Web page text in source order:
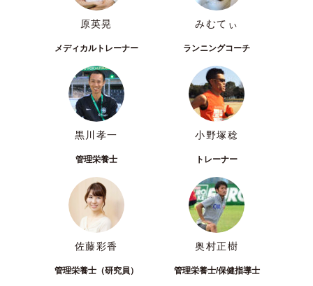
原英晃 みむてぃ
メディカルトレーナー
黒川孝一
ランニングコーチ
小野塚稔
管理栄養士
佐藤彩香
トレーナー
奥村正樹
管理栄養士（研究員） 管理栄養士/保健指導士